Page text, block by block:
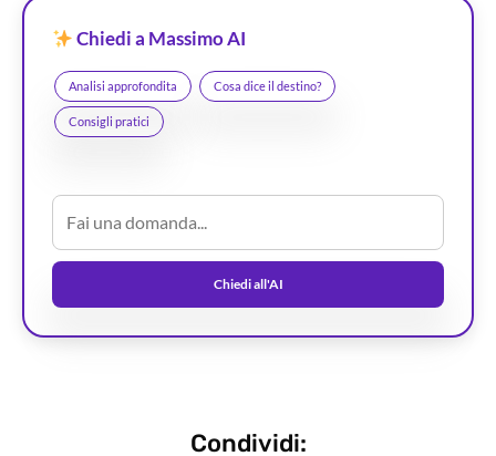
Chiedi a Massimo AI
Analisi approfondita Cosa dice il destino?
Consigli pratici
Chiedi all'AI
Condividi: